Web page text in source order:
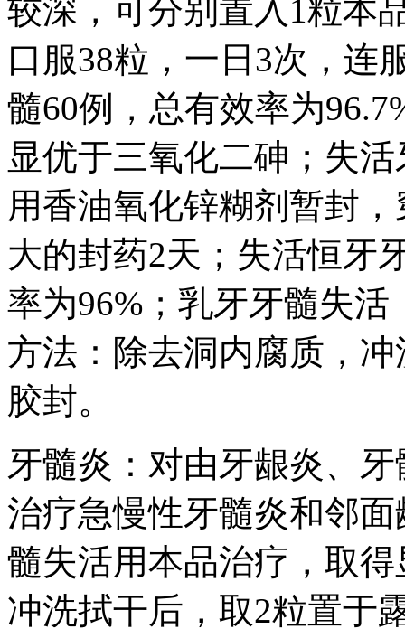
较深，可分别置入1粒本
口服38粒，一日3次，连
髓60例，总有效率为
显优于三氧化二砷；失
用香油氧化锌糊剂暂封
大的封药2天；失活恒牙
率为96%；乳牙牙髓失
方法：除去洞内腐质，
胶封。
牙髓炎：对由牙龈炎、
治疗急慢性牙髓炎和邻
髓失活用本品治疗，取
冲洗拭干后，取2粒置于